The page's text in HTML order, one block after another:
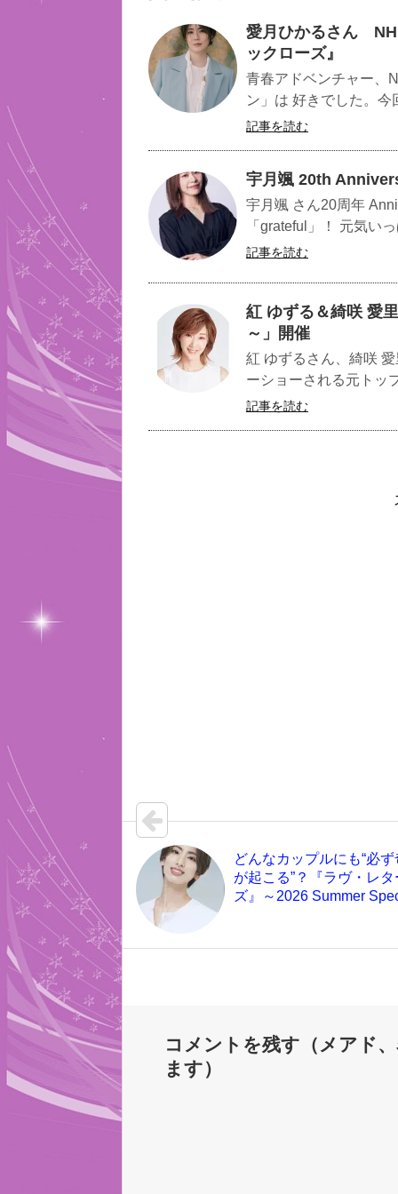
愛月ひかるさん
ックローズ』
青春アドベンチャー、
ン」は 好きでした。
記事を読む
宇月颯 20th
宇月颯 さん20周年
「grateful」！ 元気い
記事を読む
紅 ゆずる＆綺咲 愛
～」開催
紅 ゆずるさん、綺咲
ーショーされる元トッ
記事を読む
どんなカップルにも“必
が起こる”？『ラヴ・レタ
ズ』～2026 Summer
コメントを残す（メアド
ます）